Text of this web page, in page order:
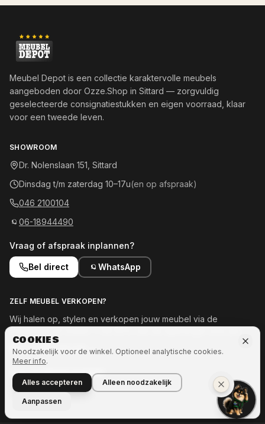
Meubel Depot is een collectie karaktervolle meubels
aangeboden door Ozze.Shop in Sittard — zorgvuldig
geselecteerde consignatiestukken en eigen voorraad, klaar
voor een tweede leven.
SHOWROOM
Dr. Nolenslaan 151, Sittard
Dinsdag t/m zaterdag 10–17u(en op afspraak)
046 2100104
06-18944490
Vraag of afspraak inplannen?
Bel direct WhatsApp
ZELF MEUBEL VERKOPEN?
Wij halen op, stylen en verkopen jouw meubel via de
Meld je meubel aan →
OOK INTERESSE IN MEER?
Naar Ozze.Shop →
COOKIES
Noodzakelijk voor de winkel. Optioneel analytische cookies.
Meer info.
Alles accepteren Alleen noodzakelijk
Aanpassen